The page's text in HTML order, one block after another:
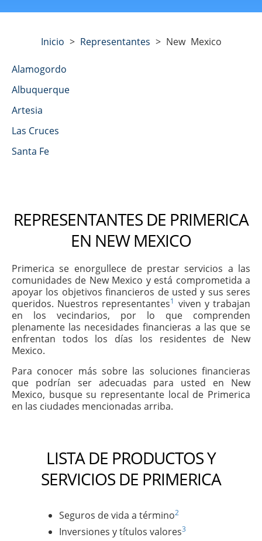
Inicio > Representantes > New Mexico
Alamogordo
Albuquerque
Artesia
Las Cruces
Santa Fe
REPRESENTANTES DE PRIMERICA
EN NEW MEXICO
Primerica se enorgullece de prestar servicios a las
comunidades de New Mexico y está comprometida a
apoyar los objetivos financieros de usted y sus seres
queridos. Nuestros representantes1 viven y trabajan
en los vecindarios, por lo que comprenden
plenamente las necesidades financieras a las que se
enfrentan todos los días los residentes de New
Mexico.
Para conocer más sobre las soluciones financieras
que podrían ser adecuadas para usted en New
Mexico, busque su representante local de Primerica
en las ciudades mencionadas arriba.
LISTA DE PRODUCTOS Y
SERVICIOS DE PRIMERICA
Seguros de vida a término2
Inversiones y títulos valores3